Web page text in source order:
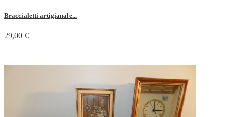
Braccialetti artigianale...
29,00 €